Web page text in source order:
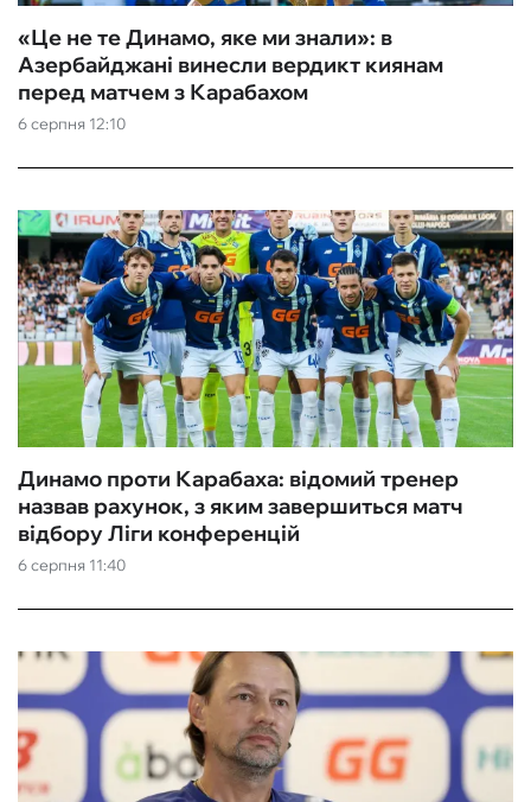
6 серпня 12:10
«Це не те Динамо, яке ми знали»: в
Азербайджані винесли вердикт киянам
перед матчем з Карабахом
6 серпня 11:40
Динамо проти Карабаха: відомий тренер
назвав рахунок, з яким завершиться матч
відбору Ліги конференцій